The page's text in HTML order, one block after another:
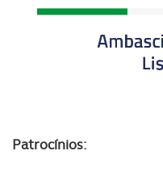
Patrocínios: